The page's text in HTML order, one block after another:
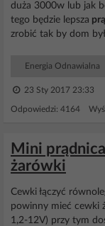
duża 3000w lub jak
tego będzie lepsza
zrobić tak by dom
Energia Odnawialna
23 Sty 2017 23:33
Odpowiedzi: 4164
Mini
żarówki
Cewki łączyć
powinny mieć cewki
1,2-12V) przy tym